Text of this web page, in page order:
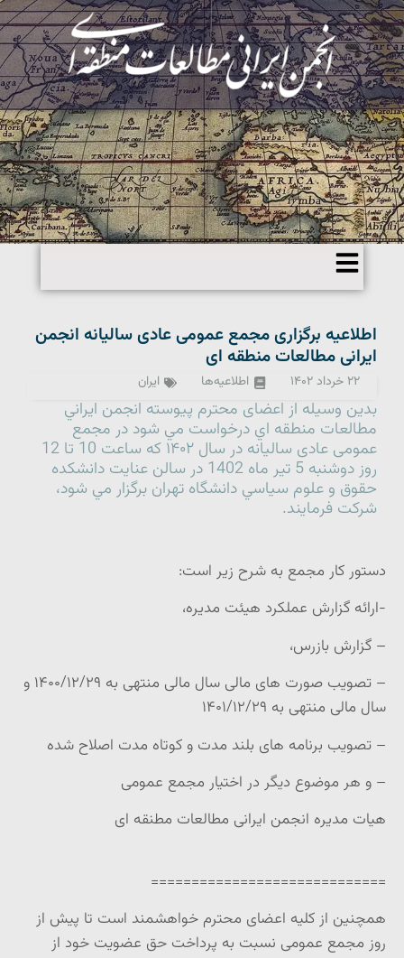
اطلاعیه برگزاری مجمع عمومی عادی سالیانه انجمن
ایرانی مطالعات منطقه ای
۲۲ خرداد ۱۴۰۲ اطلاعیه‌ها ایران
بدین وسیله از اعضای محترم پیوسته انجمن ايراني
مطالعات منطقه اي درخواست مي شود در مجمع
عمومی عادی سالیانه در سال ۱۴۰۲ كه ساعت 10 تا 12
روز دوشنبه 5 تير ماه 1402 در سالن عنايت دانشكده
حقوق و علوم سياسي دانشگاه تهران برگزار مي شود،
شركت فرمايند.
دستور کار مجمع به شرح زیر است:
-ارائه گزارش عملکرد هیئت مدیره،
– گزارش بازرس،
– تصویب صورت های مالی سال مالی منتهی به ۱۴۰۰/۱۲/۲۹ و
سال مالی منتهی به ۱۴۰۱/۱۲/۲۹
– تصویب برنامه های بلند مدت و کوتاه مدت اصلاح شده
– و هر موضوع دیگر در اختیار مجمع عمومی
هیات مدیره انجمن ایرانی مطالعات مطنقه ای
=============================
همچنین از کلیه اعضای محترم خواهشمند است تا پیش از
روز مجمع عمومی نسبت به پرداخت حق عضویت خود از